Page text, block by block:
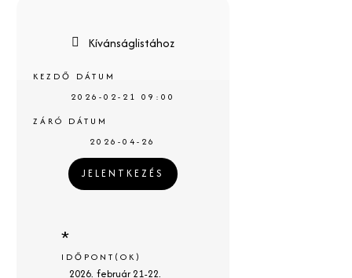
Kívánságlistához
KEZDŐ DÁTUM
2026-02-21 09:00
ZÁRÓ DÁTUM
2026-04-26
JELENTKEZÉS
*
IDŐPONT(OK)
2026. február 21-22.